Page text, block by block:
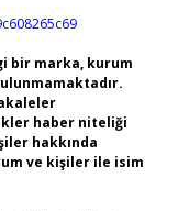
bir marka, kurum
haber niteliği
hakkında
ve kişiler ile isim